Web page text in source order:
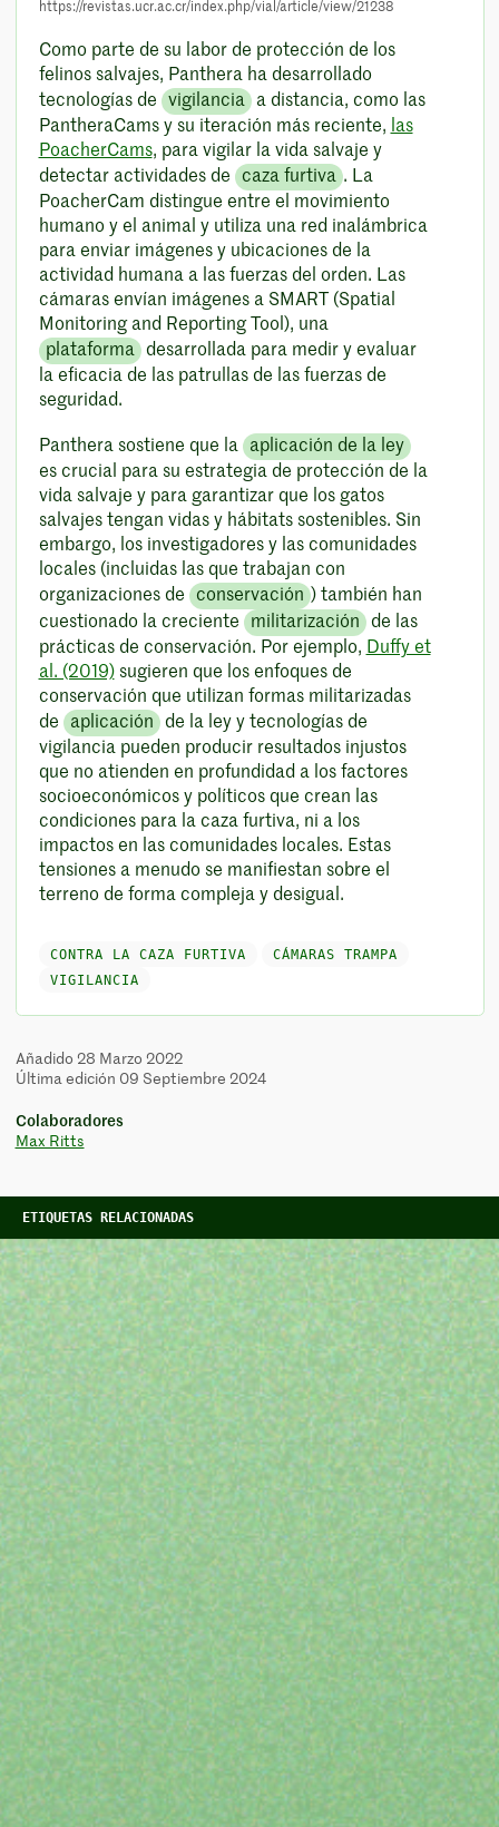
https://revistas.ucr.ac.cr/index.php/vial/article/view/21238
Como parte de su labor de protección de los
felinos salvajes, Panthera ha desarrollado
tecnologías de
vigilancia a distancia, como las
PantheraCams y su iteración más reciente, las
PoacherCams, para vigilar la vida salvaje y
detectar actividades de
caza furtiva . La
PoacherCam distingue entre el movimiento
humano y el animal y utiliza una red inalámbrica
para enviar imágenes y ubicaciones de la
actividad humana a las fuerzas del orden. Las
cámaras envían imágenes a SMART (Spatial
Monitoring and Reporting Tool), una
plataforma desarrollada para medir y evaluar
la eficacia de las patrullas de las fuerzas de
seguridad.
Panthera sostiene que la
aplicación de la ley
es crucial para su estrategia de protección de la
vida salvaje y para garantizar que los gatos
salvajes tengan vidas y hábitats sostenibles. Sin
embargo, los investigadores y las comunidades
locales (incluidas las que trabajan con
organizaciones de
conservación ) también han
cuestionado la creciente
militarización de las
prácticas de conservación. Por ejemplo, Duffy et
al. (2019)sugieren que los enfoques de
conservación que utilizan formas militarizadas
de
aplicación de la ley y tecnologías de
vigilancia pueden producir resultados injustos
que no atienden en profundidad a los factores
socioeconómicos y políticos que crean las
condiciones para la caza furtiva, ni a los
impactos en las comunidades locales. Estas
tensiones a menudo se manifiestan sobre el
terreno de forma compleja y desigual.
CONTRA LA CAZA FURTIVA
CÁMARAS TRAMPA
VIGILANCIA
Añadido 28 Marzo 2022
Última edición 09 Septiembre 2024
Colaboradores
Max Ritts
ETIQUETAS RELACIONADAS